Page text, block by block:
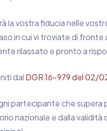
la vostra fiducia nelle
in cui vi troviate di
rilassato e pronto a
dal DGR 16-979 del 02/
partecipante che
nazionale e dalla validità